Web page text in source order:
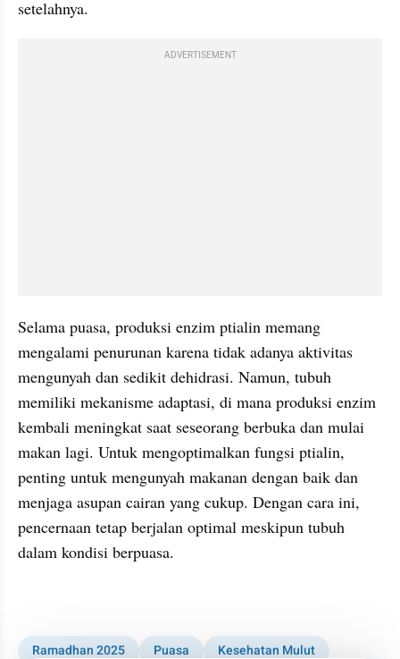
setelahnya.
ADVERTISEMENT
Selama puasa, produksi enzim ptialin memang
mengalami penurunan karena tidak adanya aktivitas
mengunyah dan sedikit dehidrasi. Namun, tubuh
memiliki mekanisme adaptasi, di mana produksi enzim
kembali meningkat saat seseorang berbuka dan mulai
makan lagi. Untuk mengoptimalkan fungsi ptialin,
penting untuk mengunyah makanan dengan baik dan
menjaga asupan cairan yang cukup. Dengan cara ini,
pencernaan tetap berjalan optimal meskipun tubuh
dalam kondisi berpuasa.
Ramadhan 2025 Puasa Kesehatan Mulut